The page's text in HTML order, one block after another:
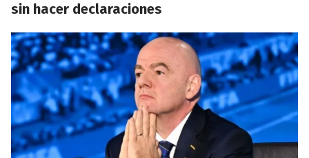
sin hacer declaraciones